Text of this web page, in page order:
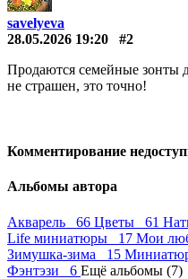
savelyeva
28.05.2026 19:20
#2
Продаются семейные зонты
не страшен, это точно!
Комментирование
Альбомы автора
Акварель 66 Цветы 61
Life миниатюры 17 Мои
Зимушка-зима 15
Фэнтэзи 6 Ещё альбомы (7)